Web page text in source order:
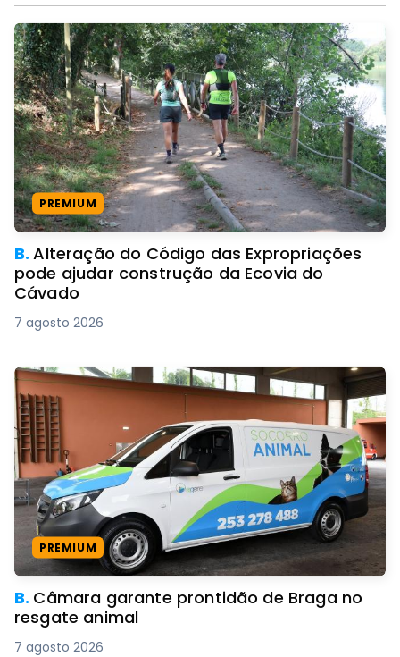
PREMIUM
B.Alteração do Código das Expropriações
pode ajudar construção da Ecovia do
Cávado
7 agosto 2026
PREMIUM
B. Câmara garante prontidão de Braga no
resgate animal
7 agosto 2026